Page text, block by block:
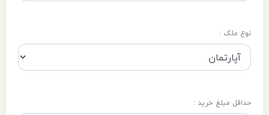
نوع ملک :
حداقل مبلغ خرید :